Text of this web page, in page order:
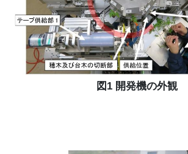
図1 開発機の外観